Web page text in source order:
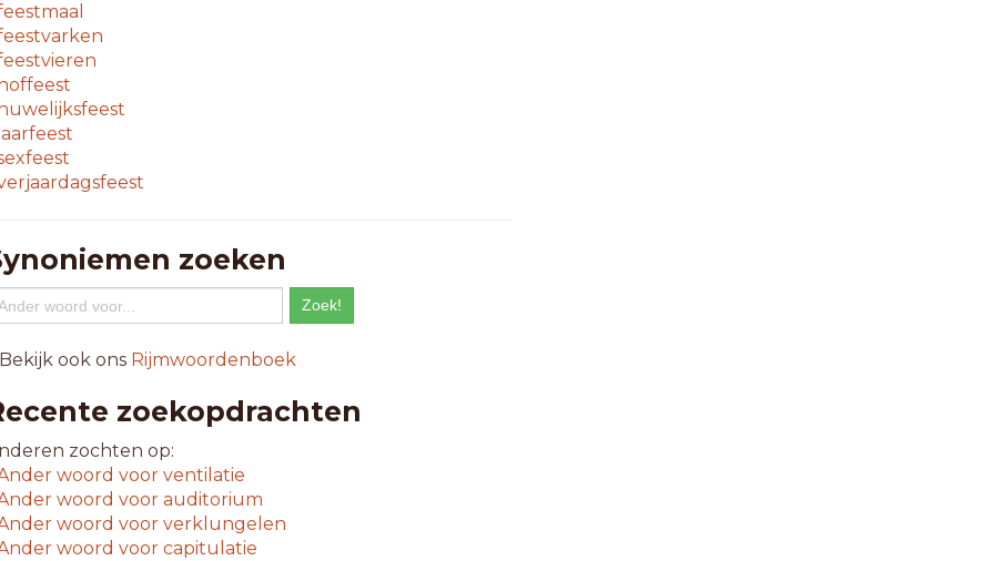
hoffeest
huwelijksfeest
zoeken
ook ons Rijmwoordenboek
zoekopdrachten
zochten op:
woord voorventilatie
woord voorauditorium
woord voorverklungelen
woord voorcapitulatie